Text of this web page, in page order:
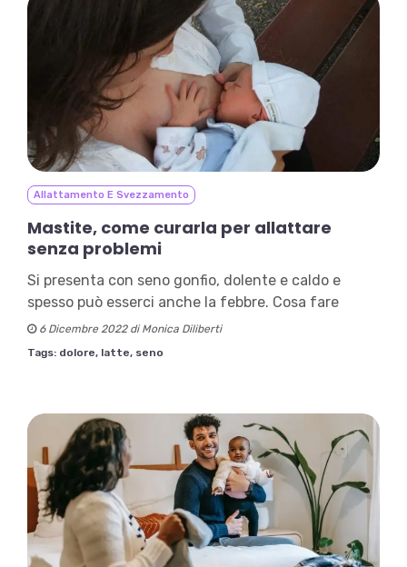
Allattamento E Svezzamento
Mastite, come curarla per allattare
senza problemi
Si presenta con seno gonfio, dolente e caldo e
spesso può esserci anche la febbre. Cosa fare
6 Dicembre 2022 di Monica Diliberti
Tags: dolore, latte, seno